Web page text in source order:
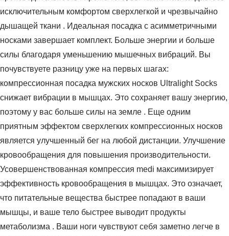
исключительным комфортом сверхлегкой и чрезвычайно
дышащей ткани . Идеальная посадка с асимметричными
носками завершает комплект. Больше энергии и больше
силы благодаря уменьшению мышечных вибраций. Вы
почувствуете разницу уже на первых шагах:
компрессионная посадка мужских носков Ultralight Socks
снижает вибрации в мышцах. Это сохраняет вашу энергию,
поэтому у вас больше силы на земле . Еще одним
приятным эффектом сверхлегких компрессионных носков
является улучшенный бег на любой дистанции. Улучшение
кровообращения для повышения производительности.
Усовершенствованная компрессия medi максимизирует
эффективность кровообращения в мышцах. Это означает,
что питательные вещества быстрее попадают в ваши
мышцы, и ваше тело быстрее выводит продукты
метаболизма . Ваши ноги чувствуют себя заметно легче в